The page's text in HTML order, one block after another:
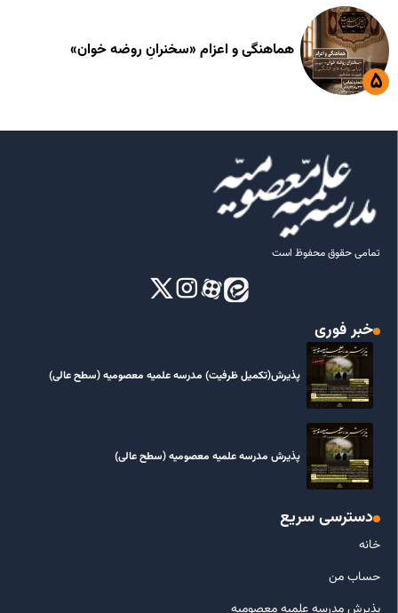
هماهنگی و اعزام «سخنرانِ روضه خوان»
تمامی حقوق محفوظ است
خبر فوری
پذیرش(تکمیل ظرفیت) مدرسه علمیه معصومیه‌ (سطح عالی)
پذیرش مدرسه علمیه معصومیه‌ (سطح عالی)
دسترسی سریع
خانه
حساب من